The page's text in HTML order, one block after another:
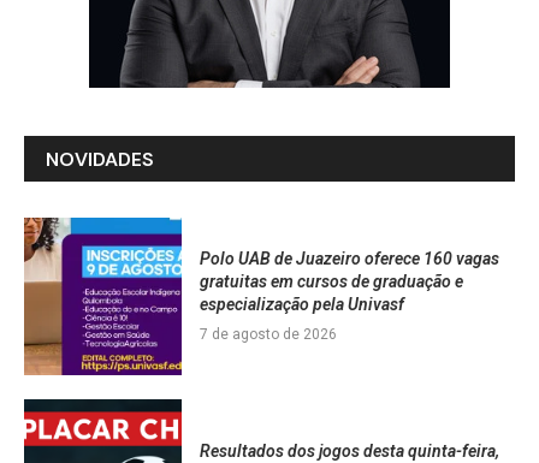
NOVIDADES
Polo UAB de Juazeiro oferece 160 vagas
gratuitas em cursos de graduação e
especialização pela Univasf
7 de agosto de 2026
Resultados dos jogos desta quinta-feira,